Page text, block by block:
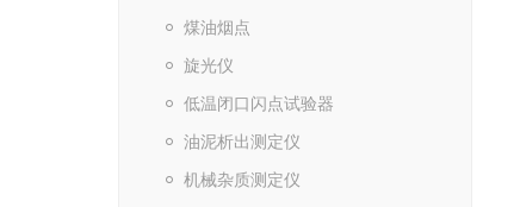
煤油烟点
旋光仪
低温闭口闪点试验器
油泥析出测定仪
机械杂质测定仪